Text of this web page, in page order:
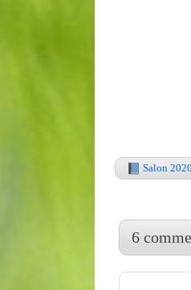
Salon 2020
6